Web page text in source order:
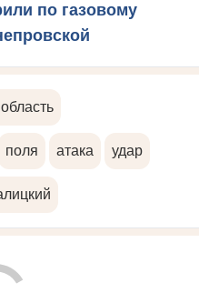
по газовому
поля атака удар